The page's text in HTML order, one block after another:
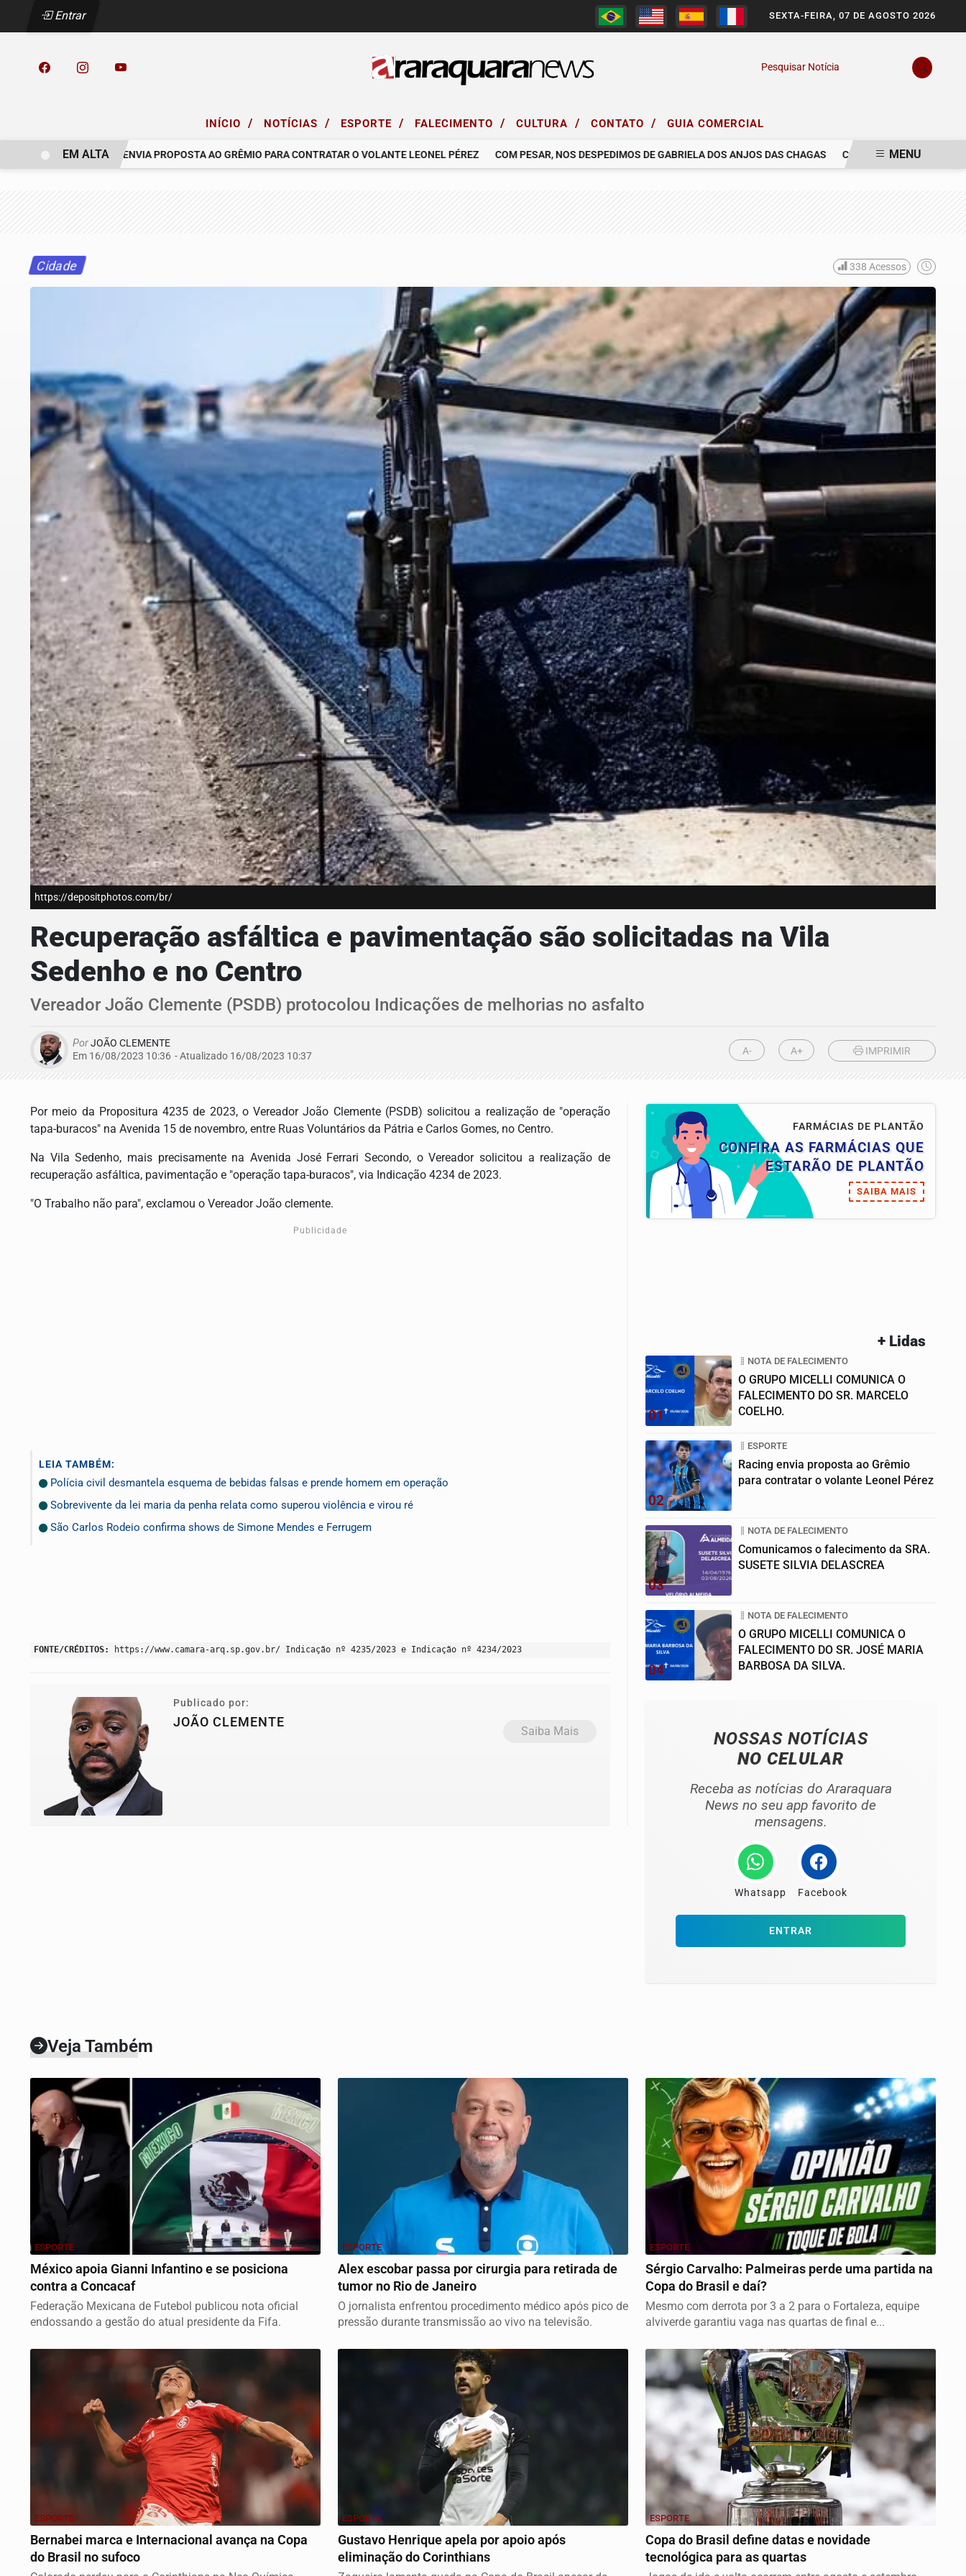
Entrar SEXTA-FEIRA, 07 DE AGOSTO 2026
Pesquisar Notícia
INÍCIO / NOTÍCIAS / ESPORTE / FALECIMENTO / CULTURA / CONTATO / GUIA COMERCIAL
RACING ENVIA PROPOSTA AO GRÊMIO PARA CONTRATAR O VOLANTE LEONEL PÉREZ COM PESAR, NOS DESPEDIMOS DE GABRIELA DOS ANJOS DAS CHAGAS COM PESAR, NOS
EM ALTA MENU
Cidade 338 Acessos
https://depositphotos.com/br/
Recuperação asfáltica e pavimentação são solicitadas na Vila
Sedenho e no Centro
Vereador João Clemente (PSDB) protocolou Indicações de melhorias no asfalto
PorJOÃO CLEMENTE
Em 16/08/2023 10:36 - Atualizado 16/08/2023 10:37 A- A+ IMPRIMIR
Por meio da Propositura 4235 de 2023, o Vereador João Clemente (PSDB) solicitou a realização de "operação
tapa-buracos" na Avenida 15 de novembro, entre Ruas Voluntários da Pátria e Carlos Gomes, no Centro.
Na Vila Sedenho, mais precisamente na Avenida José Ferrari Secondo, o Vereador solicitou a realização de
recuperação asfáltica, pavimentação e "operação tapa-buracos", via Indicação 4234 de 2023.
"O Trabalho não para", exclamou o Vereador João clemente.
Publicidade
LEIA TAMBÉM:
Polícia civil desmantela esquema de bebidas falsas e prende homem em operação
Sobrevivente da lei maria da penha relata como superou violência e virou ré
São Carlos Rodeio confirma shows de Simone Mendes e Ferrugem
FONTE/CRÉDITOS: https://www.camara-arq.sp.gov.br/ Indicação nº 4235/2023 e Indicação nº 4234/2023
Publicado por:
JOÃO CLEMENTE
Saiba Mais
FARMÁCIAS DE PLANTÃO
CONFIRA AS FARMÁCIAS QUE
ESTARÃO DE PLANTÃO
SAIBA MAIS
+ Lidas
01
NOTA DE FALECIMENTO
O GRUPO MICELLI COMUNICA O
FALECIMENTO DO SR. MARCELO
COELHO.
02
ESPORTE
Racing envia proposta ao Grêmio
para contratar o volante Leonel Pérez
03
NOTA DE FALECIMENTO
Comunicamos o falecimento da SRA.
SUSETE SILVIA DELASCREA
04
NOTA DE FALECIMENTO
O GRUPO MICELLI COMUNICA O
FALECIMENTO DO SR. JOSÉ MARIA
BARBOSA DA SILVA.
NOSSAS NOTÍCIAS
NO CELULAR
Receba as notícias do Araraquara
News no seu app favorito de
mensagens.
Whatsapp Facebook
ENTRAR
Veja Também
ESPORTE
México apoia Gianni Infantino e se posiciona
contra a Concacaf
Federação Mexicana de Futebol publicou nota oficial
endossando a gestão do atual presidente da Fifa.
ESPORTE
Alex escobar passa por cirurgia para retirada de
tumor no Rio de Janeiro
O jornalista enfrentou procedimento médico após pico de
pressão durante transmissão ao vivo na televisão.
ESPORTE
Sérgio Carvalho: Palmeiras perde uma partida na
Copa do Brasil e daí?
Mesmo com derrota por 3 a 2 para o Fortaleza, equipe
alviverde garantiu vaga nas quartas de final e...
ESPORTE
Bernabei marca e Internacional avança na Copa
do Brasil no sufoco
ESPORTE
Gustavo Henrique apela por apoio após
eliminação do Corinthians
ESPORTE
Copa do Brasil define datas e novidade
tecnológica para as quartas